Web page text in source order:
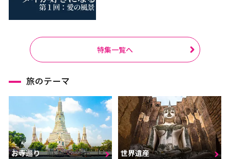
特集一覧へ
旅のテーマ
お寺巡り 世界遺産